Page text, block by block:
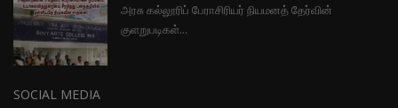
அரசு கல்லூரிப் பேராசிரியர் நியமனத் தேர்வின்
குளறுபடிகள்...
SOCIAL MEDIA